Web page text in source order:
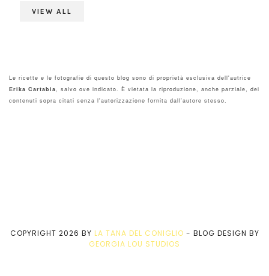
VIEW ALL
Le ricette e le fotografie di questo blog sono di proprietà esclusiva dell'autrice
Erika Cartabia, salvo ove indicato. È vietata la riproduzione, anche parziale, dei
contenuti sopra citati senza l'autorizzazione fornita dall'autore stesso.
COPYRIGHT 2026 BY LA TANA DEL CONIGLIO - BLOG DESIGN BY
GEORGIA LOU STUDIOS